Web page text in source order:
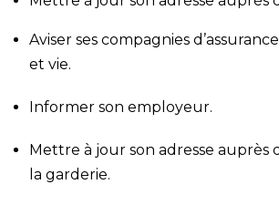
Aviser ses compagnies
et vie.
Informer son employeur.
Mettre à jour son adresse auprès
la garderie.